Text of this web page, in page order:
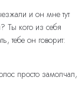
и он мне тут
Ты кого из себя
тебе он говорит:
просто замолчал,